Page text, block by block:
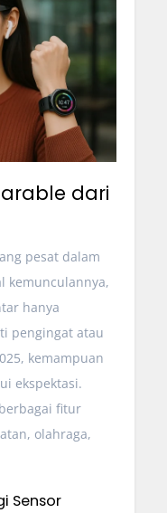
dari
pesat dalam
kemunculannya,
hanya
pengingat atau
kemampuan
ekspektasi.
fitur
olahraga,
Sensor